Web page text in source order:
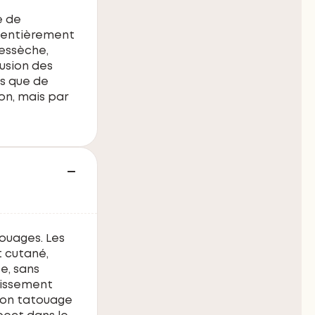
de
entièrement
des
que de
mais par
Les
cutané,
sans
tatouage